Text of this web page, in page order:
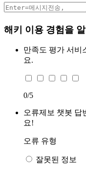
해키 이용 경험을
만족도 평가 서비
요.
0/5
오류제보 챗봇 답
요!
오류 유형
잘못된 정보